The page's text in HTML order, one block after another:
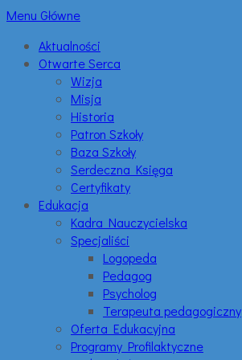
Menu Główne
Aktualności
Otwarte Serca
Wizja
Misja
Historia
Patron Szkoły
Baza Szkoły
Serdeczna Księga
Certyfikaty
Edukacja
Kadra Nauczycielska
Specjaliści
Logopeda
Pedagog
Psycholog
Terapeuta pedagogiczny
Oferta Edukacyjna
Programy Profilaktyczne